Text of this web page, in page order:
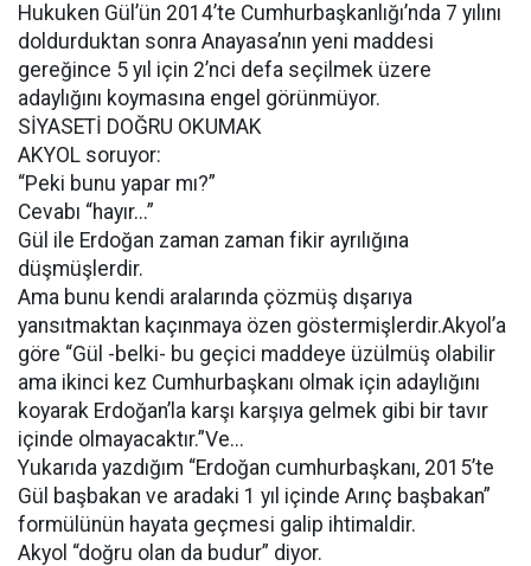
Hukuken Gül’ün 2014’te Cumhurbaşkanlığı’nda 7 yılını
doldurduktan sonra Anayasa’nın yeni maddesi
gereğince 5 yıl için 2’nci defa seçilmek üzere
adaylığını koymasına engel görünmüyor.
SİYASETİ DOĞRU OKUMAK
AKYOL soruyor:
“Peki bunu yapar mı?”
Cevabı “hayır...”
Gül ile Erdoğan zaman zaman fikir ayrılığına
düşmüşlerdir.
Ama bunu kendi aralarında çözmüş dışarıya
yansıtmaktan kaçınmaya özen göstermişlerdir.Akyol’a
göre “Gül -belki- bu geçici maddeye üzülmüş olabilir
ama ikinci kez Cumhurbaşkanı olmak için adaylığını
koyarak Erdoğan’la karşı karşıya gelmek gibi bir tavır
içinde olmayacaktır.”Ve...
Yukarıda yazdığım “Erdoğan cumhurbaşkanı, 2015’te
Gül başbakan ve aradaki 1 yıl içinde Arınç başbakan”
formülünün hayata geçmesi galip ihtimaldir.
Akyol “doğru olan da budur” diyor.